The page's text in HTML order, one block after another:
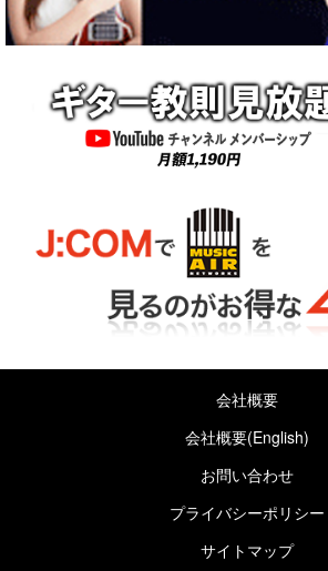
会社概要
会社概要(English)
お問い合わせ
プライバシーポリシー
サイトマップ